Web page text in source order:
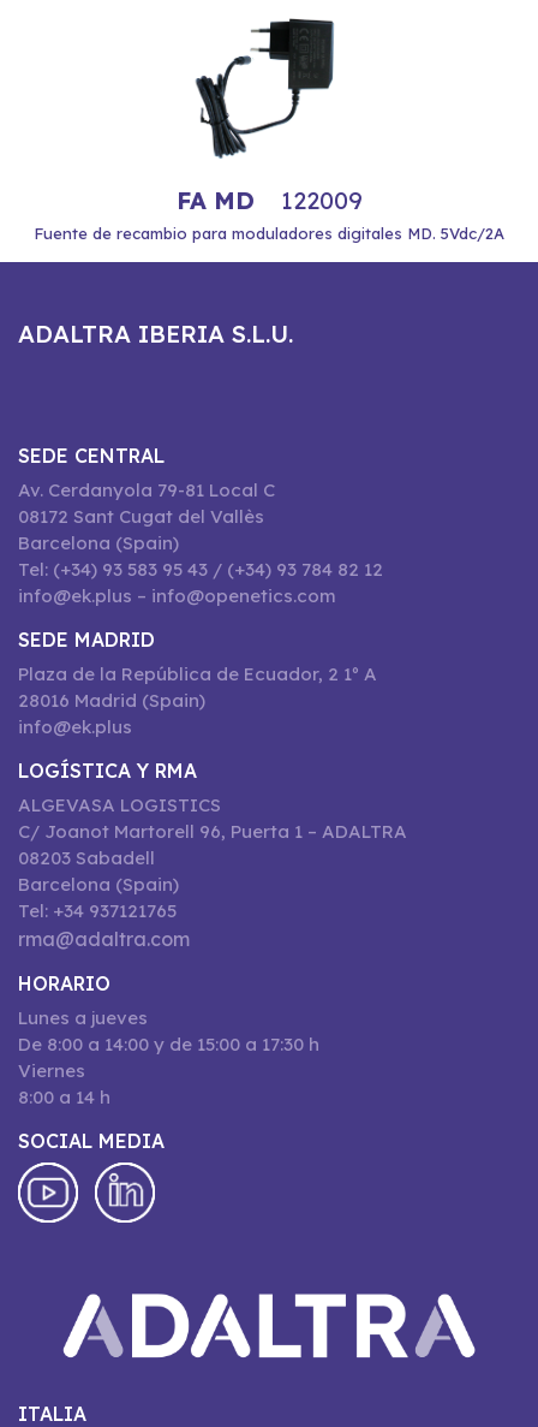
FA MD 122009
Fuente de recambio para moduladores digitales MD. 5Vdc/2A
ADALTRA IBERIA S.L.U.
SEDE CENTRAL
Av. Cerdanyola 79-81 Local C
08172 Sant Cugat del Vallès
Barcelona (Spain)
Tel: (+34) 93 583 95 43 / (+34) 93 784 82 12
info@ek.plus – info@openetics.com
SEDE MADRID
Plaza de la República de Ecuador, 2 1º A
28016 Madrid (Spain)
info@ek.plus
LOGÍSTICA Y RMA
ALGEVASA LOGISTICS
C/ Joanot Martorell 96, Puerta 1 – ADALTRA
08203 Sabadell
Barcelona (Spain)
Tel: +34 937121765
rma@adaltra.com
HORARIO
Lunes a jueves
De 8:00 a 14:00 y de 15:00 a 17:30 h
Viernes
8:00 a 14 h
SOCIAL MEDIA
ITALIA